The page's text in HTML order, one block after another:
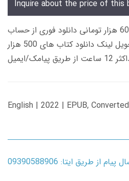
Inquire about the price of this
زمان تحویل کتاب های 600 هزار تومانی دانلود فوری از حساب
کاربری می باشد، و زمان تحویل لینک دانلود کتاب های 500 هزار
ایمیل
English | 2022 | EPUB,
پیام از طریق ایتا: 09390588906